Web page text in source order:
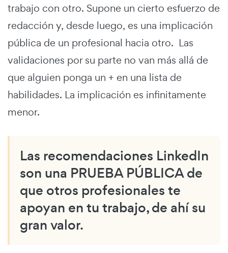
trabajo con otro. Supone un cierto esfuerzo de
redacción y, desde luego, es una implicación
pública de un profesional hacia otro. Las
validaciones por su parte no van más allá de
que alguien ponga un + en una lista de
habilidades. La implicación es infinitamente
menor.
Las recomendaciones LinkedIn
son una PRUEBA PÚBLICA de
que otros profesionales te
apoyan en tu trabajo, de ahí su
gran valor.